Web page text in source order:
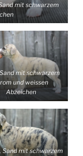
mit schwarzem
mit schwarzem
und weissen
Abzeichen
Sand mit schwarzem